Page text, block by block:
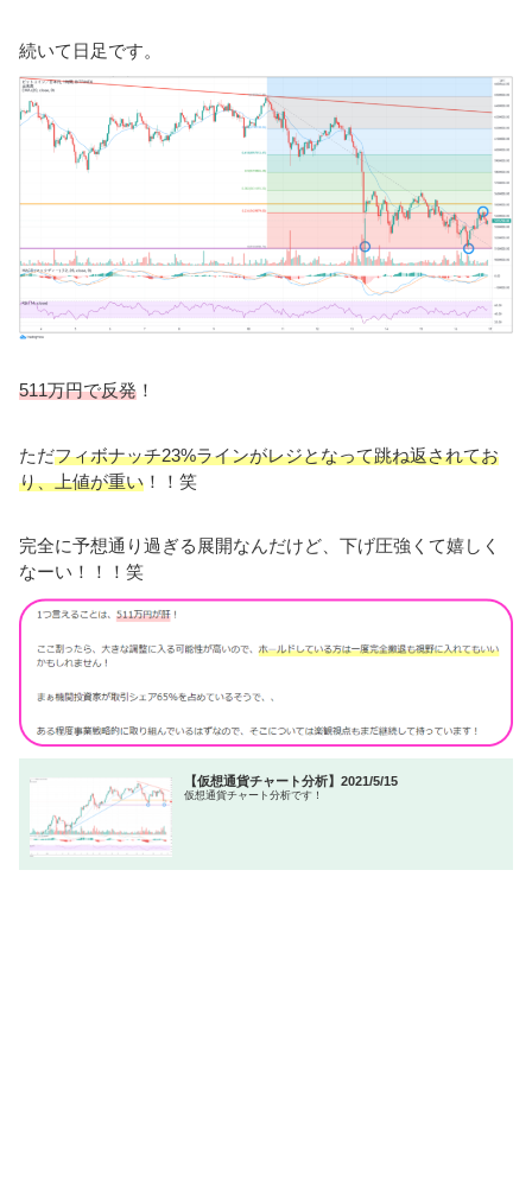
続いて日足です。
511万円で反発 ！
ただフィボナッチ23%ラインがレジとなって跳ね返されてお
り、上値が重い ！！笑
完全に予想通り過ぎる展開なんだけど、下げ圧強くて嬉しく
なーい！！！笑
【仮想通貨チャート分析】2021/5/15
仮想通貨チャート分析です！